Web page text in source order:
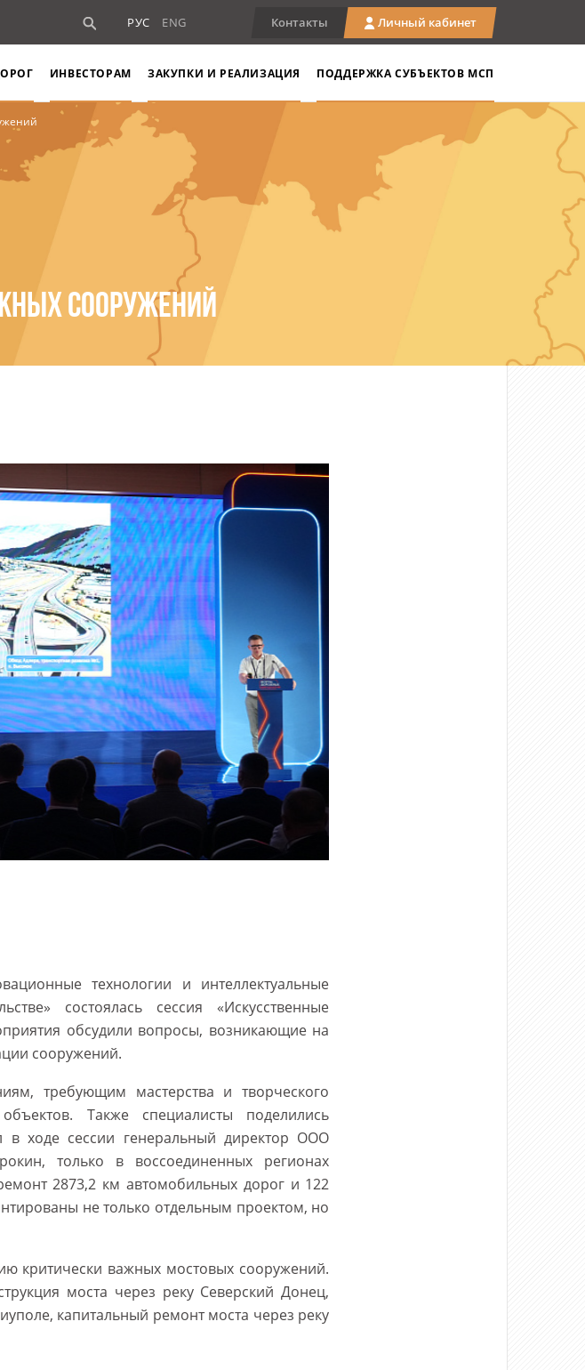
РУС ENG Контакты Личный кабинет
ИНВЕСТОРАМ ЗАКУПКИ И РЕАЛИЗАЦИЯ ПОДДЕРЖКА СУБЪЕКТОВ МСП
СООРУЖЕНИЙ
технологии и интеллектуальные
состоялась сессия «Искусственные
обсудили вопросы, возникающие на
сооружений.
требующим мастерства и творческого
Также специалисты поделились
в ходе сессии генеральный директор ООО
только в воссоединенных регионах
2873,2 км автомобильных дорог и 122
не только отдельным проектом, но
критически важных мостовых сооружений.
моста через реку Северский Донец,
капитальный ремонт моста через реку